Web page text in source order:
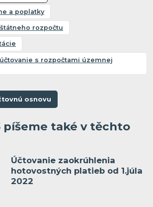
a poplatky
rozpočtu
s rozpočtami územnej
osnovu
píšeme také v těchto
Účtovanie zaokrúhlenia
hotovostných platieb od 1.júla
2022